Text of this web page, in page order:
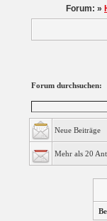
Forum: »
Forum durchsuchen:
Neue Beiträge
Mehr als 20